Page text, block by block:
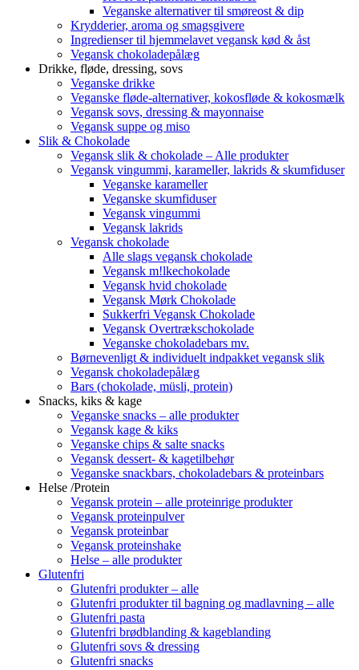
Veganske alternativer til smøreost & dip
Krydderier, aroma og smagsgivere
Ingredienser til hjemmelavet vegansk kød & åst
Vegansk chokoladepålæg
Drikke, fløde, dressing, sovs
Veganske drikke
Veganske fløde-alternativer, kokosfløde & kokosmælk
Vegansk sovs, dressing & mayonnaise
Vegansk suppe og miso
Slik & Chokolade
Vegansk slik & chokolade – Alle produkter
Vegansk vingummi, karameller, lakrids & skumfiduser
Veganske karameller
Veganske skumfiduser
Vegansk vingummi
Vegansk lakrids
Vegansk chokolade
Alle slags vegansk chokolade
Vegansk m!lkechokolade
Vegansk hvid chokolade
Vegansk Mørk Chokolade
Sukkerfri Vegansk Chokolade
Vegansk Overtrækschokolade
Veganske chokoladebars mv.
Børnevenligt & individuelt indpakket vegansk slik
Vegansk chokoladepålæg
Bars (chokolade, müsli, protein)
Snacks, kiks & kage
Veganske snacks – alle produkter
Vegansk kage & kiks
Veganske chips & salte snacks
Vegansk dessert- & kagetilbehør
Veganske snackbars, chokoladebars & proteinbars
Helse /Protein
Vegansk protein – alle proteinrige produkter
Vegansk proteinpulver
Vegansk proteinbar
Vegansk proteinshake
Helse – alle produkter
Glutenfri
Glutenfri produkter – alle
Glutenfri produkter til bagning og madlavning – alle
Glutenfri pasta
Glutenfri brødblanding & kageblanding
Glutenfri sovs & dressing
Glutenfri snacks